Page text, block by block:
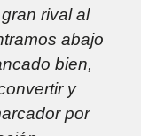
rival al
abajo
bien,
y
por